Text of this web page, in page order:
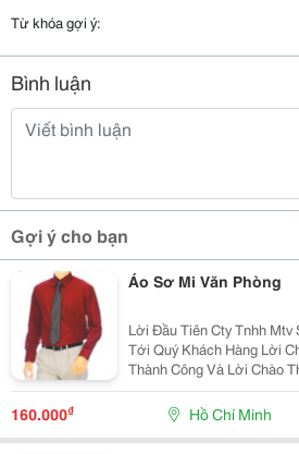
Từ khóa gợi ý:
Bình luận
Gợi ý cho bạn
Áo Sơ Mi Văn Phòng
Lời Đầu Tiên Cty Tnhh Mtv
Tới Quý Khách Hàng Lời
Thành Công Và Lời Chào Thân
Nhiệm Nhiều Năm Làm
Muốn Mang Đến Cho
160.000₫ Hồ Chí Minh